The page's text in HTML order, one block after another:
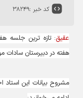
کد خبر :۳۸۲۴۹
عقیق: تازه ترین جلسه
هفته در دبیرستان سادات
مشروح بیانات این استاد